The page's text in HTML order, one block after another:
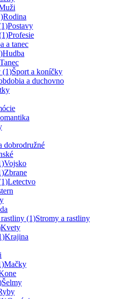
Rodina
Postavy
Profesie
a tanec
Hudba
Tanec
Šport a koníčky
a duchovno
dobrodružné
Vojsko
Zbrane
Letectvo
Stromy a rastliny
Kvety
Krajina
Mačky
Šelmy